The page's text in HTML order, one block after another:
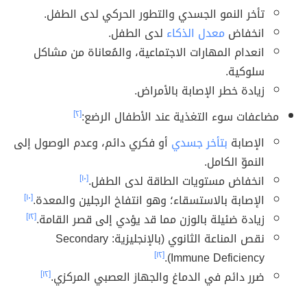
تأخر النمو الجسدي والتطور الحركي لدى الطفل.
انخفاض معدل الذكاء لدى الطفل.
انعدام المهارات الاجتماعية، والمُعاناة من مشاكل
سلوكية.
زيادة خطر الإصابة بالأمراض.
مضاعفات سوء التغذية عند الأطفال الرضع:[٢]
الإصابة بتأخر جسدي أو فكري دائم، وعدم الوصول إلى
النموّ الكامل.
انخفاض مستويات الطاقة لدى الطفل.[١٠]
الإصابة بالاستسقاء؛ وهو انتفاخ الرجلين والمعدة.[١٠]
زيادة ضئيلة بالوزن مما قد يؤدي إلى قصر القامة.[١٢]
نقص المناعة الثانوي (بالإنجليزية: Secondary
Immune Deficiency). [١٢]
ضرر دائم في الدماغ والجهاز العصبي المركزي.[١٢]